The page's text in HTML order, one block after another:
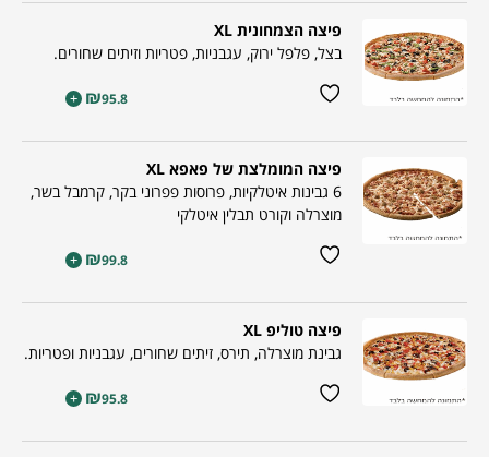
פיצה הצמחונית XL
בצל, פלפל ירוק, עגבניות, פטריות וזיתים שחורים.
₪95.8
+
פיצה המומלצת של פאפא XL
6 גבינות איטלקיות, פרוסות פפרוני בקר, קרמבל בשר,
מוצרלה וקורט תבלין איטלקי
₪99.8
+
פיצה טוליפ XL
גבינת מוצרלה, תירס, זיתים שחורים, עגבניות ופטריות.
₪95.8
+